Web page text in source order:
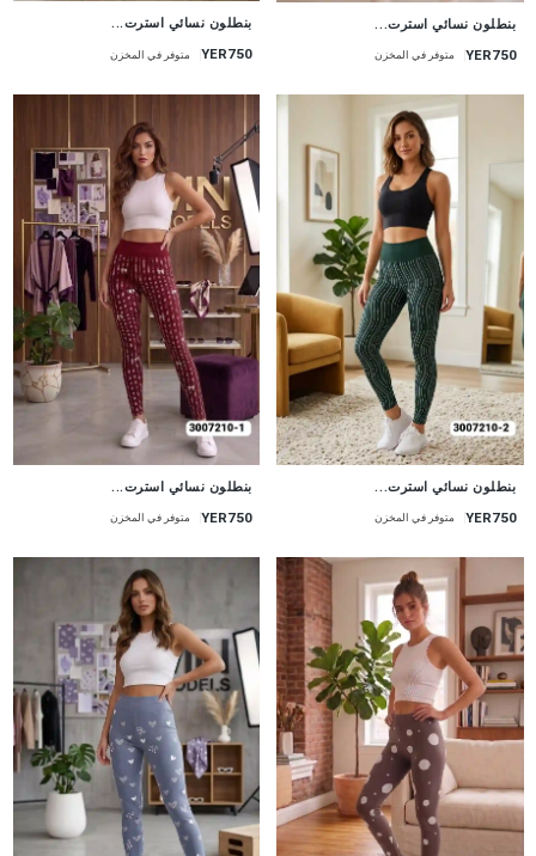
بنطلون نسائي استرت...
YER750 متوفر في المخزن
جديد
بنطلون نسائي استرت...
YER750 متوفر في المخزن
بنطلون نسائي استرت...
YER750 متوفر في المخزن
بنطلون نسائي استرت...
YER750 متوفر في المخزن